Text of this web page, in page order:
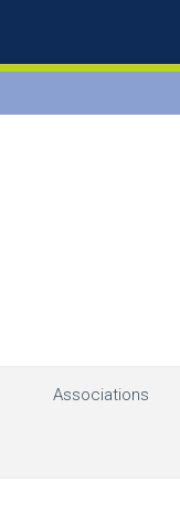
Associations